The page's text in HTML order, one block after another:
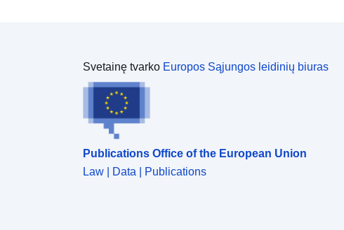
Svetainę tvarko Europos Sąjungos leidinių biuras
Publications Office of the European Union
Law | Data | Publications